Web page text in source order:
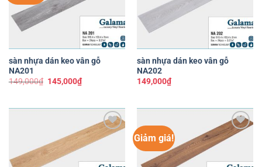
sàn nhựa dán keo vân gỗ
NA201
149,000₫ Giá
145,000₫Giá
hiện
145,000₫.
sàn nhựa dán keo vân gỗ
NA202
149,000₫
Yêu
Giảm giá!
Yêu